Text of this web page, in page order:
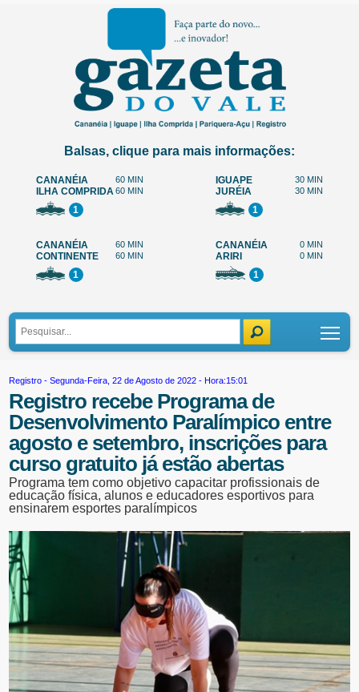
Balsas, clique para mais informações:
CANANÉIA 60 MIN
ILHA COMPRIDA60 MIN
1
IGUAPE 30 MIN
JURÉIA 30 MIN
1
CANANÉIA 60 MIN
CONTINENTE 60 MIN
1
CANANÉIA 0 MIN
ARIRI 0 MIN
1
Registro - Segunda-Feira, 22 de Agosto de 2022 - Hora:15:01
Registro recebe Programa de
Desenvolvimento Paralímpico entre
agosto e setembro, inscrições para
curso gratuito já estão abertas
Programa tem como objetivo capacitar profissionais de
educação física, alunos e educadores esportivos para
ensinarem esportes paralímpicos